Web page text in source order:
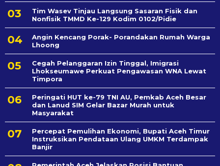
Tim Wasev Tinjau Langsung Sasaran Fisik dan
Nonfisik TMMD Ke-129 Kodim 0102/Pidie
Angin Kencang Porak- Porandakan Rumah Warga
Lhoong
Cegah Pelanggaran Izin Tinggal, Imigrasi
Lhokseumawe Perkuat Pengawasan WNA Lewat
Timpora
Peringati HUT ke-79 TNI AU, Pemkab Aceh Besar
dan Lanud SIM Gelar Bazar Murah untuk
Masyarakat
Percepat Pemulihan Ekonomi, Bupati Aceh Timur
Instruksikan Pendataan Ulang UMKM Terdampak
Banjir